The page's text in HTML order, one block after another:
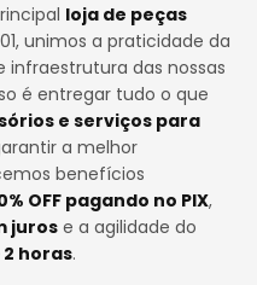
loja de peças
unimos a praticidade da
infraestrutura das nossas
é entregar tudo o que
e serviços para
a melhor
benefícios
OFF pagando no PIX,
juros e a agilidade do
horas.